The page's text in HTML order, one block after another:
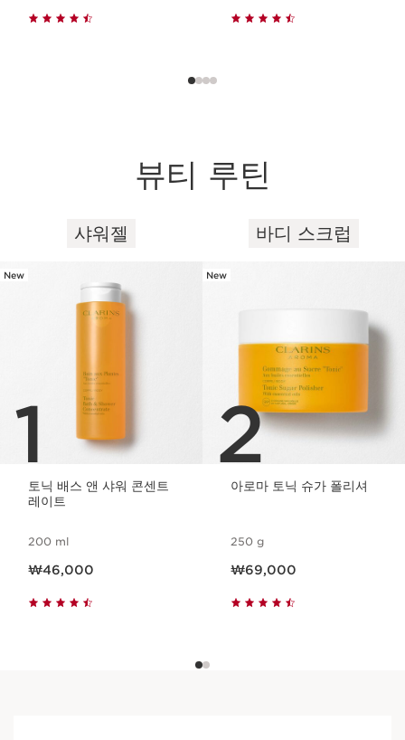
뷰티 루틴
컨텐츠로 이동하기
샤워젤
1
New
토닉 배스 앤 샤워 콘센트
레이트
200 ml
₩46,000
바디 스크럽
2
New
아로마 토닉 슈가 폴리셔
250 g
₩69,000